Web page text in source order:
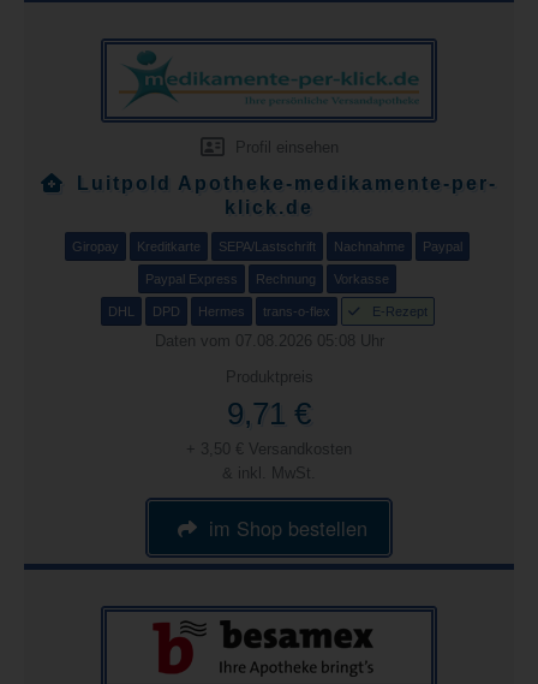
Profil einsehen
Luitpold Apotheke-medikamente-per-
klick.de
Giropay Kreditkarte SEPA/Lastschrift Nachnahme Paypal
Paypal Express Rechnung Vorkasse
DHL DPD Hermes trans-o-flex E-Rezept
Daten vom 07.08.2026 05:08 Uhr
Produktpreis
9,71 €
+ 3,50 € Versandkosten
& inkl. MwSt.
im Shop bestellen